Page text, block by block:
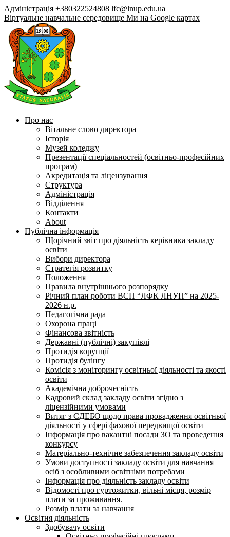
Адміністрація +380322524808 lfc@lnup.edu.ua
Віртуальне навчальне середовище Ми на Google картах
Про нас
Вітальне слово директора
Історія
Музей коледжу
Презентації спеціальностей (освітньо-професійних
програм)
Акредитація та ліцензування
Структура
Адміністрація
Відділення
Контакти
About
Публічна інформація
Щорічний звіт про діяльність керівника закладу
освіти
Вибори директора
Стратегія розвитку
Положення
Правила внутрішнього розпорядку
Річний план роботи ВСП “ЛФК ЛНУП” на 2025-
2026 н.р.
Педагогічна рада
Охорона праці
Фінансова звітність
Державні (публічні) закупівлі
Протидія корупції
Протидія булінгу
Комісія з моніторингу освітньої діяльності та якості
освіти
Академічна доброчесність
Кадровий склад закладу освіти згідно з
ліцензійними умовами
Витяг з ЄДЕБО щодо права провадження освітньої
діяльності у сфері фахової передвищої освіти
Інформація про вакантні посади ЗО та проведення
конкурсу
Матеріально-технічне забезпечення закладу освіти
Умови доступності закладу освіти для навчання
осіб з особливими освітніми потребами
Інформація про діяльність закладу освіти
Відомості про гуртожитки, вільні місця, розмір
плати за проживання.
Розмір плати за навчання
Освітня діяльність
Здобувачу освіти